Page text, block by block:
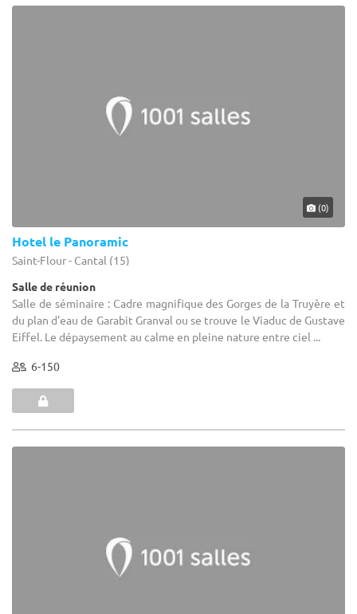
(0)
Hotel le Panoramic
Saint-Flour - Cantal (15)
Salle de réunion
Salle de séminaire : Cadre magnifique des Gorges de la Truyère et
du plan d'eau de Garabit Granval ou se trouve le Viaduc de Gustave
Eiffel. Le dépaysement au calme en pleine nature entre ciel ...
6-150